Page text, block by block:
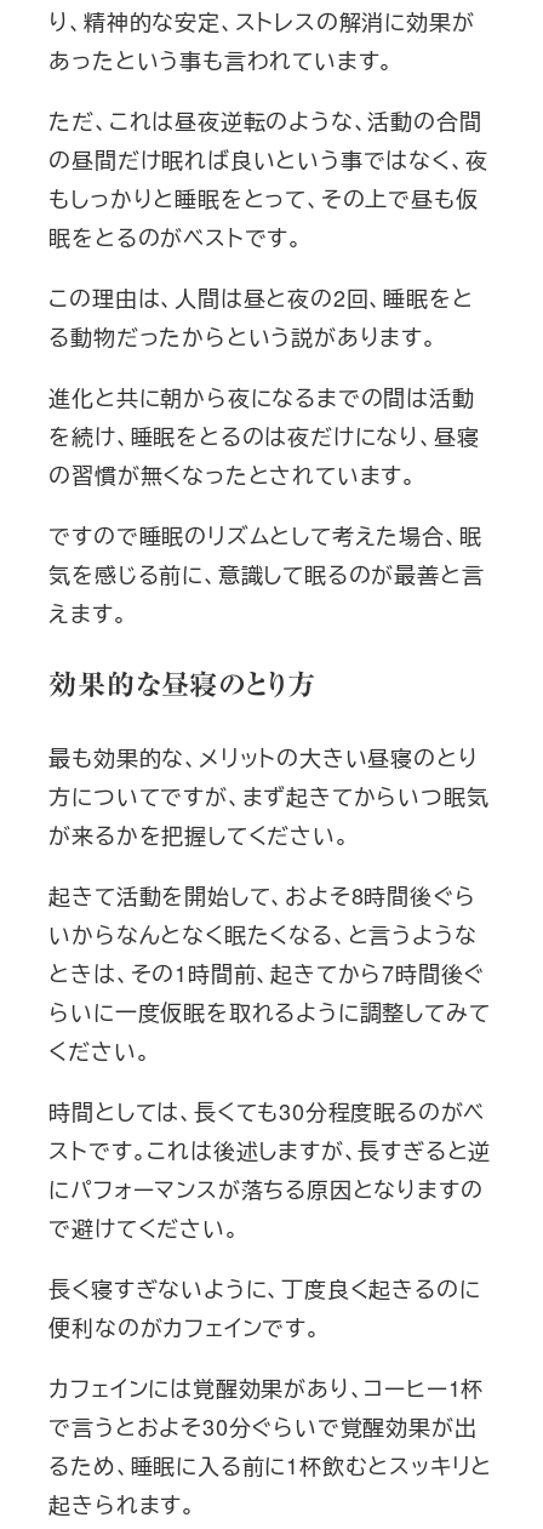
り、精神的な安定、ストレスの解消に効果が
あったという事も言われています。
ただ、これは昼夜逆転のような、活動の合間
の昼間だけ眠れば良いという事ではなく、夜
もしっかりと睡眠をとって、その上で昼も仮
眠をとるのがベストです。
この理由は、人間は昼と夜の2回、睡眠をと
る動物だったからという説があります。
進化と共に朝から夜になるまでの間は活動
を続け、睡眠をとるのは夜だけになり、昼寝
の習慣が無くなったとされています。
ですので睡眠のリズムとして考えた場合、眠
気を感じる前に、意識して眠るのが最善と言
えます。
効果的な昼寝のとり方
最も効果的な、メリットの大きい昼寝のとり
方についてですが、まず起きてからいつ眠気
が来るかを把握してください。
起きて活動を開始して、およそ8時間後ぐら
いからなんとなく眠たくなる、と言うような
ときは、その1時間前、起きてから7時間後ぐ
らいに一度仮眠を取れるように調整してみて
ください。
時間としては、長くても30分程度眠るのがベ
ストです。これは後述しますが、長すぎると逆
にパフォーマンスが落ちる原因となりますの
で避けてください。
長く寝すぎないように、丁度良く起きるのに
便利なのがカフェインです。
カフェインには覚醒効果があり、コーヒー1杯
で言うとおよそ30分ぐらいで覚醒効果が出
るため、睡眠に入る前に1杯飲むとスッキリと
起きられます。